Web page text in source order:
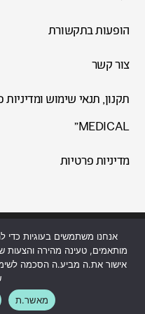
הופעות בתקשורת
צור קשר
MEDICAL”
מדיניות פרטיות
עיצוב ופיתוח ע"י SEO GUIDE בנייה וקידום אתרים
כל הזכויות שמורות לד"ר
ליצירת
אנחנו משתמשים בעוגיות כדי
מותאמים, טעינה מהירה והצעות
אישור את.ה מביע.ה הסכמה
מאשר.ת